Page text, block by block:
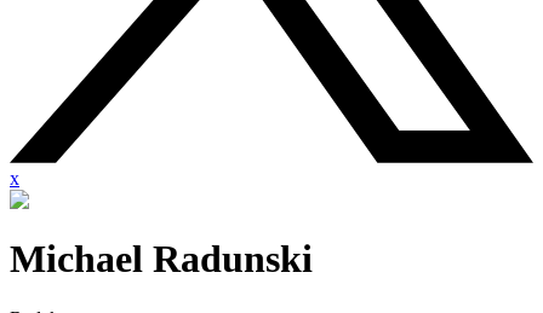
x
Michael Radunski